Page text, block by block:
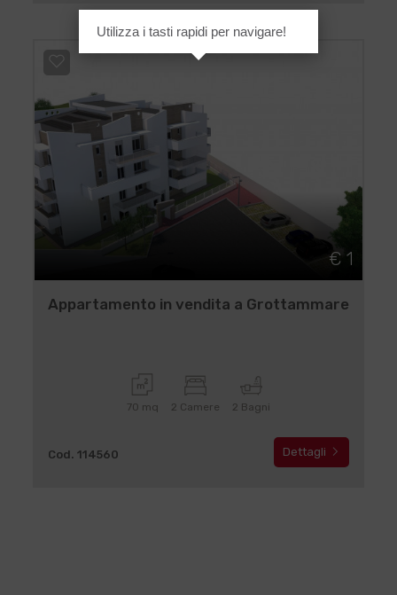
€ 1
Appartamento in vendita a Grottammare
70 mq 2 Camere 2 Bagni
Cod. 114560 Dettagli
Utilizza i tasti rapidi per navigare!